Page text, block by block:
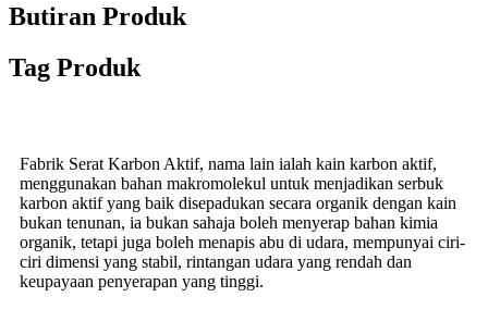
Butiran Produk
Tag Produk
Fabrik Serat Karbon Aktif, nama lain ialah kain karbon aktif,
menggunakan bahan makromolekul untuk menjadikan serbuk
karbon aktif yang baik disepadukan secara organik dengan kain
bukan tenunan, ia bukan sahaja boleh menyerap bahan kimia
organik, tetapi juga boleh menapis abu di udara, mempunyai ciri-
ciri dimensi yang stabil, rintangan udara yang rendah dan
keupayaan penyerapan yang tinggi.